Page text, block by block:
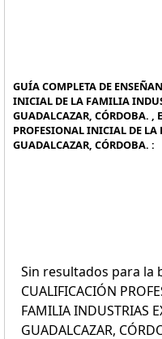
GUÍA COMPLETA DE
INICIAL DE LA FAMILIA
GUADALCAZAR, CÓRDOBA. ,
PROFESIONAL INICIAL DE
GUADALCAZAR, CÓRDOBA. :
Sin resultados para la
CUALIFICACIÓN
FAMILIA INDUSTRIAS
GUADALCAZAR,